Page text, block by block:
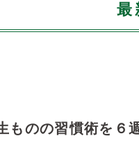
最
ものの習慣術を